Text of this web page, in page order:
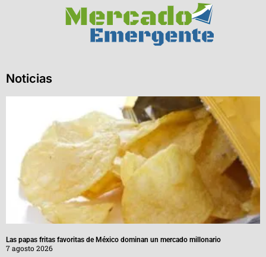
Noticias
Las papas fritas favoritas de México dominan un mercado millonario
7 agosto 2026